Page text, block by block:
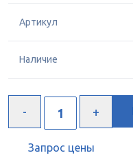
Артикул
Наличие
Запрос цены